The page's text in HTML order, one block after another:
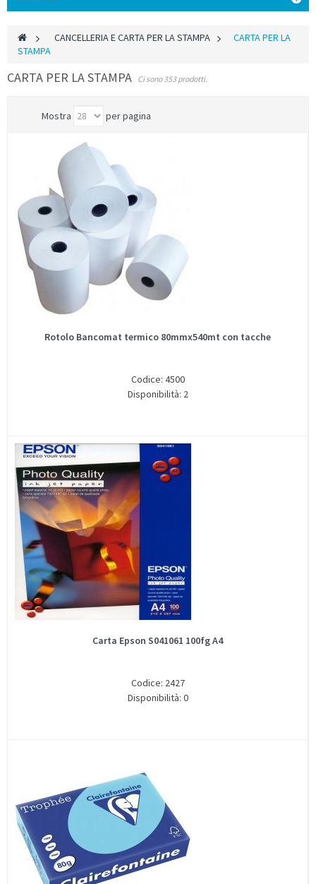
> CANCELLERIA E CARTA PER LA STAMPA >
CARTA PER LA
STAMPA
CARTA PER LA STAMPA Ci sono 353 prodotti.
Mostra per pagina
Rotolo Bancomat termico 80mmx540mt con tacche
Codice: 4500
Disponibilità: 2
Carta Epson S041061 100fg A4
Codice: 2427
Disponibilità: 0